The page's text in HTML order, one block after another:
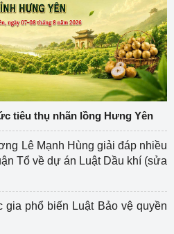
tiêu thụ nhãn lồng Hưng Yên
Lê Mạnh Hùng giải đáp nhiều
Tổ về dự án Luật Dầu khí (sửa
gia phổ biến Luật Bảo vệ quyền